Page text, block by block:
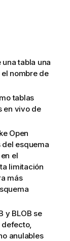
tabla una
nombre de
tablas
en vivo de
Open
del esquema
el
limitación
más
y BLOB se
anulables